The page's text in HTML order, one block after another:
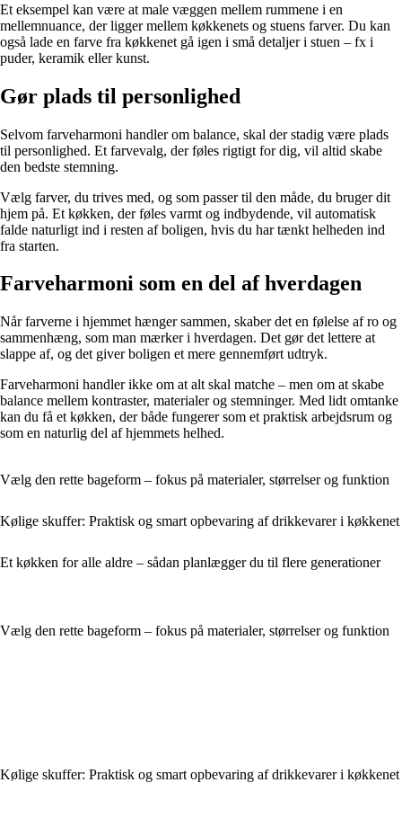
Et eksempel kan være at male væggen mellem rummene i en
mellemnuance, der ligger mellem køkkenets og stuens farver. Du kan
også lade en farve fra køkkenet gå igen i små detaljer i stuen – fx i
puder, keramik eller kunst.
Gør plads til personlighed
Selvom farveharmoni handler om balance, skal der stadig være plads
til personlighed. Et farvevalg, der føles rigtigt for dig, vil altid skabe
den bedste stemning.
Vælg farver, du trives med, og som passer til den måde, du bruger dit
hjem på. Et køkken, der føles varmt og indbydende, vil automatisk
falde naturligt ind i resten af boligen, hvis du har tænkt helheden ind
fra starten.
Farveharmoni som en del af hverdagen
Når farverne i hjemmet hænger sammen, skaber det en følelse af ro og
sammenhæng, som man mærker i hverdagen. Det gør det lettere at
slappe af, og det giver boligen et mere gennemført udtryk.
Farveharmoni handler ikke om at alt skal matche – men om at skabe
balance mellem kontraster, materialer og stemninger. Med lidt omtanke
kan du få et køkken, der både fungerer som et praktisk arbejdsrum og
som en naturlig del af hjemmets helhed.
Vælg den rette bageform – fokus på materialer, størrelser og funktion
Kølige skuffer: Praktisk og smart opbevaring af drikkevarer i køkkenet
Et køkken for alle aldre – sådan planlægger du til flere generationer
Vælg den rette bageform – fokus på materialer, størrelser og funktion
Kølige skuffer: Praktisk og smart opbevaring af drikkevarer i køkkenet